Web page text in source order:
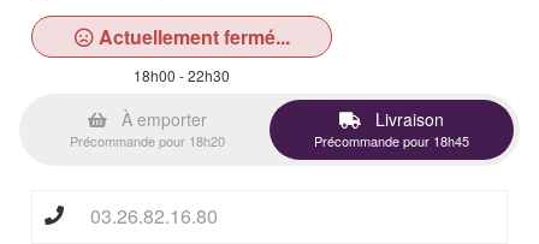
Actuellement fermé...
18h00 - 22h30
À emporter
Précommande pour 18h20
Livraison
Précommande pour 18h45
03.26.82.16.80